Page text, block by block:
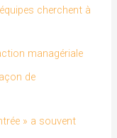
cherchent à
managériale
de
» a souvent